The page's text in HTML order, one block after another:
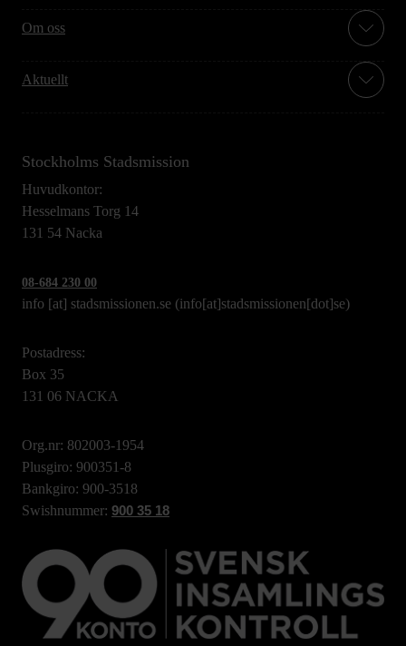
Om oss
Aktuellt
Stockholms Stadsmission
Huvudkontor:
Hesselmans Torg 14
131 54 Nacka
08-684 230 00
info [at] stadsmissionen.se (info[at]stadsmissionen[dot]se)
Postadress:
Box 35
131 06 NACKA
Org.nr: 802003-1954
Plusgiro: 900351-8
Bankgiro: 900-3518
Swishnummer: 900 35 18